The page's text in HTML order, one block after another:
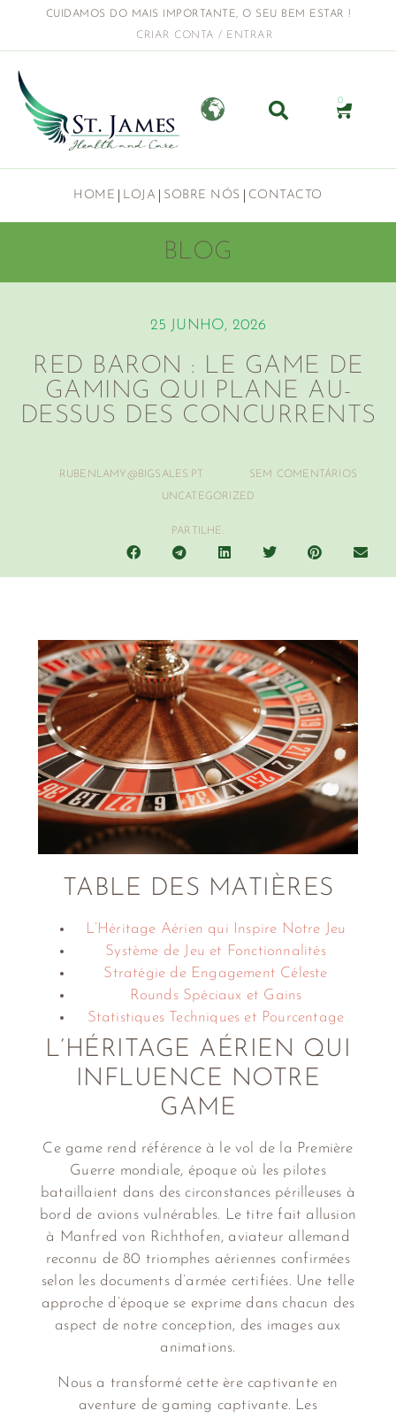
CUIDAMOS DO MAIS IMPORTANTE, O SEU BEM ESTAR !
CRIAR CONTA / ENTRAR
0
HOME LOJA SOBRE NÓS CONTACTO
BLOG
25 JUNHO, 2026
RED BARON : LE GAME DE
GAMING QUI PLANE AU-
DESSUS DES CONCURRENTS
RUBENLAMY@BIGSALES.PT SEM COMENTÁRIOS
UNCATEGORIZED
PARTILHE:
TABLE DES MATIÈRES
L’Héritage Aérien qui Inspire Notre Jeu
Système de Jeu et Fonctionnalités
Stratégie de Engagement Céleste
Rounds Spéciaux et Gains
Statistiques Techniques et Pourcentage
L’HÉRITAGE AÉRIEN QUI
INFLUENCE NOTRE
GAME
Ce game rend référence à le vol de la Première
Guerre mondiale, époque où les pilotes
bataillaient dans des circonstances périlleuses à
bord de avions vulnérables. Le titre fait allusion
à Manfred von Richthofen, aviateur allemand
reconnu de 80 triomphes aériennes confirmées
selon les documents d’armée certifiées. Une telle
approche d’époque se exprime dans chacun des
aspect de notre conception, des images aux
animations.
Nous a transformé cette ère captivante en
aventure de gaming captivante. Les